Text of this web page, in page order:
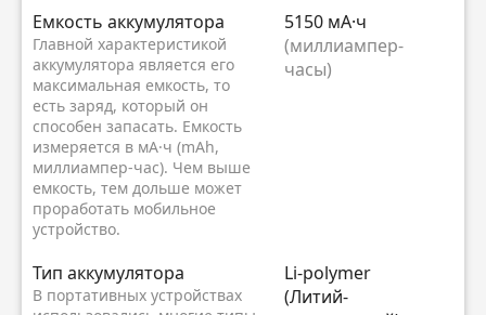
Емкость аккумулятора
Главной характеристикой
аккумулятора является его
максимальная емкость, то
есть заряд, который он
способен запасать. Емкость
измеряется в мА·ч (mAh,
миллиампер-час). Чем выше
емкость, тем дольше может
проработать мобильное
устройство.
5150 мА·ч
(миллиампер-
часы)
Тип аккумулятора
В портативных устройствах
Li-polymer
(Литий-